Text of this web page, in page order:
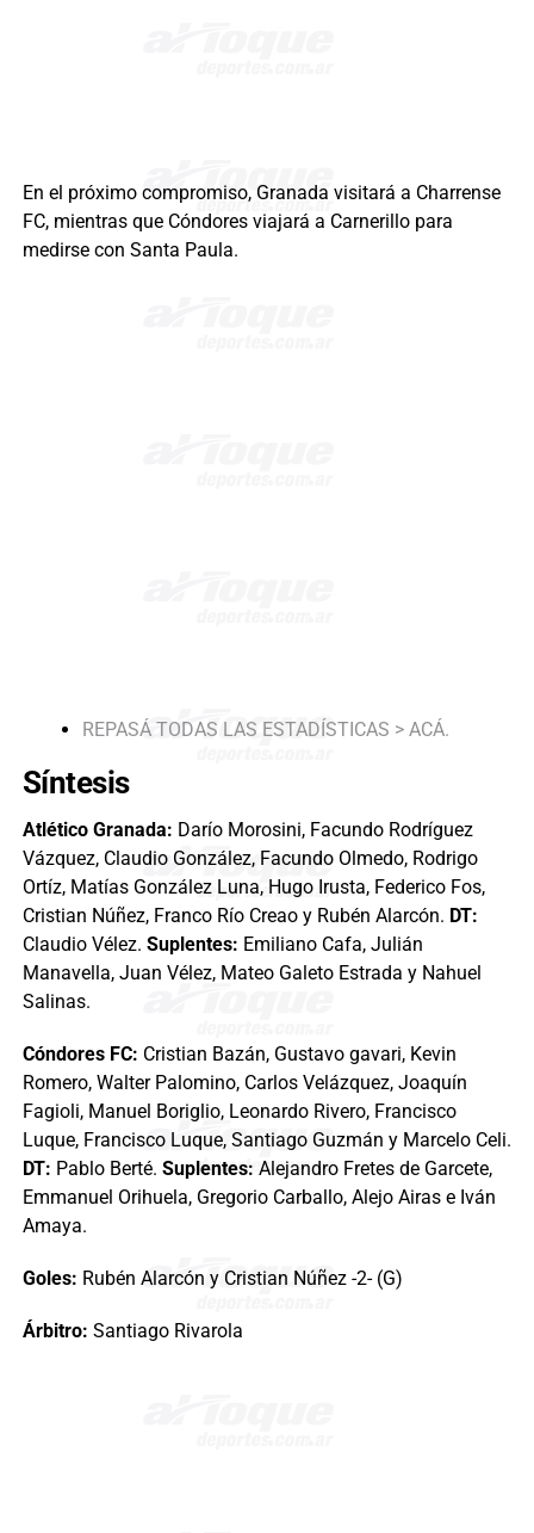
En el próximo compromiso, Granada visitará a Charrense
FC, mientras que Cóndores viajará a Carnerillo para
medirse con Santa Paula.
REPASÁ TODAS LAS ESTADÍSTICAS > ACÁ.
Síntesis
Atlético Granada: Darío Morosini, Facundo Rodríguez
Vázquez, Claudio González, Facundo Olmedo, Rodrigo
Ortíz, Matías González Luna, Hugo Irusta, Federico Fos,
Cristian Núñez, Franco Río Creao y Rubén Alarcón. DT:
Claudio Vélez. Suplentes: Emiliano Cafa, Julián
Manavella, Juan Vélez, Mateo Galeto Estrada y Nahuel
Salinas.
Cóndores FC: Cristian Bazán, Gustavo gavari, Kevin
Romero, Walter Palomino, Carlos Velázquez, Joaquín
Fagioli, Manuel Boriglio, Leonardo Rivero, Francisco
Luque, Francisco Luque, Santiago Guzmán y Marcelo Celi.
DT: Pablo Berté. Suplentes: Alejandro Fretes de Garcete,
Emmanuel Orihuela, Gregorio Carballo, Alejo Airas e Iván
Amaya.
Goles: Rubén Alarcón y Cristian Núñez -2- (G)
Árbitro: Santiago Rivarola